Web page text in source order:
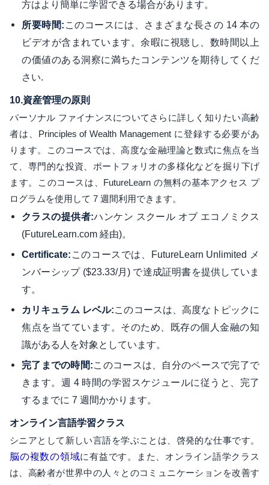
方はより簡単に学習できる場合があります。
所要時間: このコースには、さまざまな長さの 14 本の
ビデオが含まれています。余暇に視聴し、数時間以上
の価値のある洞察に満ちたコンテンツを期待してくだ
さい.
10.資産管理の原則
パーソナル ファイナンスについてさらに詳しく知りたい高齢
者は、Principles of Wealth Management に登録する必要があ
ります。このコースでは、高度な金融理論と数式に焦点を当
て、専門的な投資、ポートフォリオの多様化などを掘り下げ
ます。このコースは、FutureLearn の無料の基本アクセス プ
ログラムを使用して 7 週間利用できます。
クラスの提供者:ハンケン スクール オブ エコノミクス
(FutureLearn.com 経由)。
Certificate: このコースでは、FutureLearn Unlimited メ
ンバーシップ ($23.33/月) で達成証明書を提供していま
す。
カリキュラム レベル:このコースは、高度なトピックに
焦点を当てています。そのため、既存の個人金融の知
識がある人を対象としています。
完了までの時間:このコースは、自分のペースで完了で
きます。週 4 時間の学習スケジュールに従うと、完了
するまでに 7 週間かかります。
オンライン言語学習クラス
シニアとして新しい言語を学ぶことは、啓発的な仕事です。
脳の複数の領域に有益です。また、オンライン語学クラス
は、高齢者が世界中の人々とのコミュニケーションを改善す